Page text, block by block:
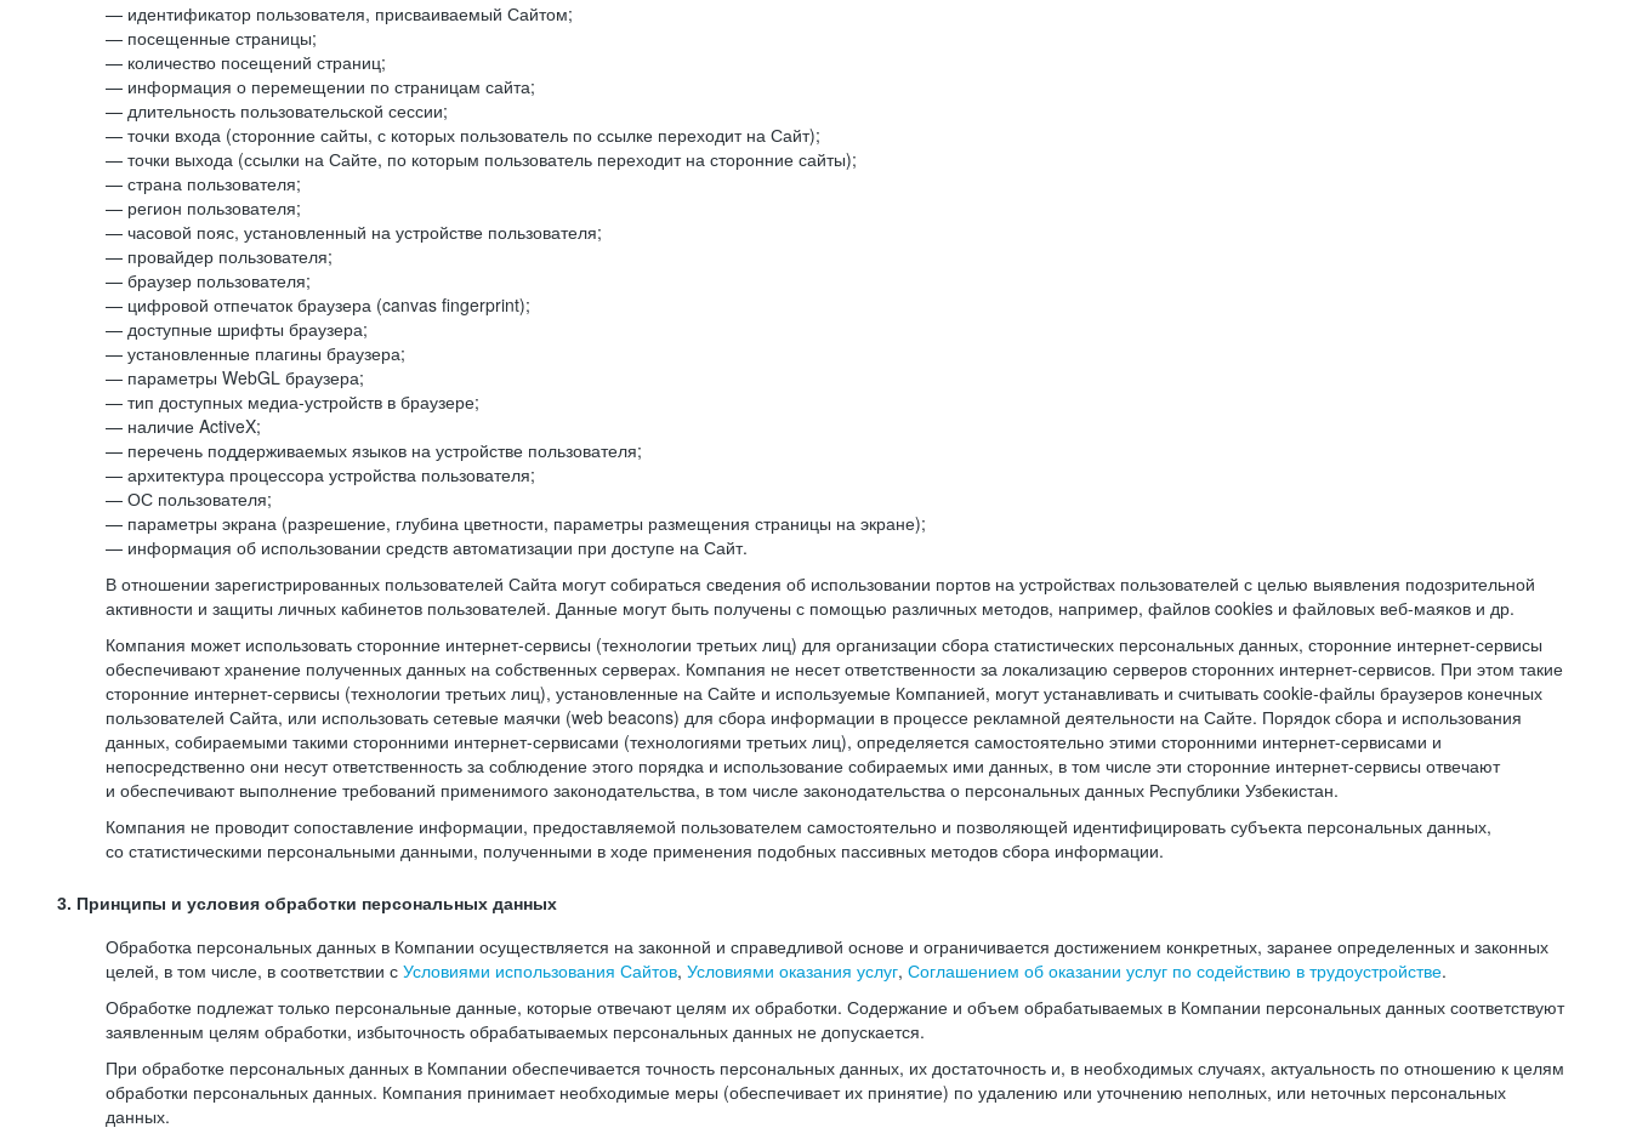
— идентификатор пользователя, присваиваемый Сайтом;
— посещенные страницы;
— количество посещений страниц;
— информация о перемещении по страницам сайта;
— длительность пользовательской сессии;
— точки входа (сторонние сайты, с которых пользователь по ссылке переходит на Сайт);
— точки выхода (ссылки на Сайте, по которым пользователь переходит на сторонние сайты);
— страна пользователя;
— регион пользователя;
— часовой пояс, установленный на устройстве пользователя;
— провайдер пользователя;
— браузер пользователя;
— цифровой отпечаток браузера (canvas fingerprint);
— доступные шрифты браузера;
— установленные плагины браузера;
— параметры WebGL браузера;
— тип доступных медиа-устройств в браузере;
— наличие ActiveX;
— перечень поддерживаемых языков на устройстве пользователя;
— архитектура процессора устройства пользователя;
— ОС пользователя;
— параметры экрана (разрешение, глубина цветности, параметры размещения страницы на экране);
— информация об использовании средств автоматизации при доступе на Сайт.
В отношении зарегистрированных пользователей Сайта могут собираться сведения об использовании портов на устройствах пользователей с целью выявления подозрительной
активности и защиты личных кабинетов пользователей. Данные могут быть получены с помощью различных методов, например, файлов cookies и файловых веб-маяков и др.
Компания может использовать сторонние интернет-сервисы (технологии третьих лиц) для организации сбора статистических персональных данных, сторонние интернет-сервисы
обеспечивают хранение полученных данных на собственных серверах. Компания не несет ответственности за локализацию серверов сторонних интернет-сервисов. При этом такие
сторонние интернет-сервисы (технологии третьих лиц), установленные на Сайте и используемые Компанией, могут устанавливать и считывать cookie-файлы браузеров конечных
пользователей Сайта, или использовать сетевые маячки (web beacons) для сбора информации в процессе рекламной деятельности на Сайте. Порядок сбора и использования
данных, собираемыми такими сторонними интернет-сервисами (технологиями третьих лиц), определяется самостоятельно этими сторонними интернет-сервисами и
непосредственно они несут ответственность за соблюдение этого порядка и использование собираемых ими данных, в том числе эти сторонние интернет-сервисы отвечают
и обеспечивают выполнение требований применимого законодательства, в том числе законодательства о персональных данных Республики Узбекистан.
Компания не проводит сопоставление информации, предоставляемой пользователем самостоятельно и позволяющей идентифицировать субъекта персональных данных,
со статистическими персональными данными, полученными в ходе применения подобных пассивных методов сбора информации.
3. Принципы и условия обработки персональных данных
Обработка персональных данных в Компании осуществляется на законной и справедливой основе и ограничивается достижением конкретных, заранее определенных и законных
целей, в том числе, в соответствии с Условиями использования Сайтов, Условиями оказания услуг, Соглашением об оказании услуг по содействию в трудоустройстве.
Обработке подлежат только персональные данные, которые отвечают целям их обработки. Содержание и объем обрабатываемых в Компании персональных данных соответствуют
заявленным целям обработки, избыточность обрабатываемых персональных данных не допускается.
При обработке персональных данных в Компании обеспечивается точность персональных данных, их достаточность и, в необходимых случаях, актуальность по отношению к целям
обработки персональных данных. Компания принимает необходимые меры (обеспечивает их принятие) по удалению или уточнению неполных, или неточных персональных
данных.